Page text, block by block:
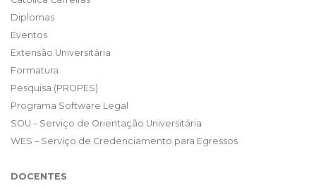
Diplomas
Eventos
Extensão Universitária
Formatura
Pesquisa (PROPES)
Programa Software Legal
SOU – Serviço de Orientação Universitária
WES – Serviço de Credenciamento para Egressos
DOCENTES